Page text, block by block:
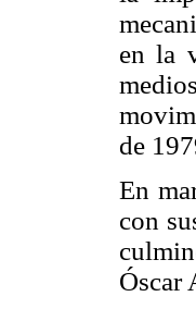
en la
de
En
con
Óscar